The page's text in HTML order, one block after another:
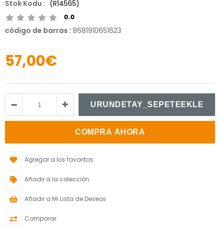
(R14565)
0.0
código de barras : 8681910651623
57,00€
Agregar a los favoritos
Añadir a la colección
Añadir a Mi Lista de Deseos
Comparar